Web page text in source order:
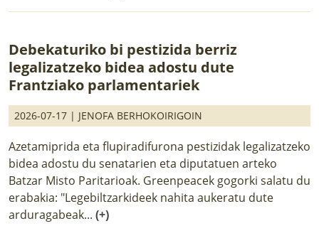
Debekaturiko bi pestizida berriz
legalizatzeko bidea adostu dute
Frantziako parlamentariek
2026-07-17 | JENOFA BERHOKOIRIGOIN
Azetamiprida eta flupiradifurona pestizidak legalizatzeko
bidea adostu du senatarien eta diputatuen arteko
Batzar Misto Paritarioak. Greenpeacek gogorki salatu du
erabakia: "Legebiltzarkideek nahita aukeratu dute
arduragabeak... (+)